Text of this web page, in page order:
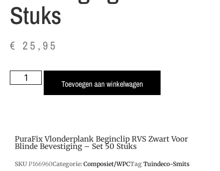
Stuks
€ 25,95
Toevoegen aan winkelwagen
PuraFix Vlonderplank Beginclip RVS Zwart Voor
Blinde Bevestiging – Set 50 Stuks
SKU P166960Categorie: Composiet/WPCTag Tuindeco-Smits